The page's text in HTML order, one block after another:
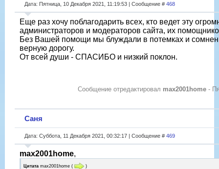
Дата: Пятница, 10 Декабря 2021, 11:19:53 | Сообщение # 468
Еще раз хочу поблагодарить всех, кто ведет эту
администраторов и модераторов сайта, их
Без Вашей помощи мы блуждали в потемках и
верную дорогу.
От всей души - СПАСИБО и низкий поклон.
Сообщение отредактировал max2001home -
Саня
Дата: Суббота, 11 Декабря 2021, 00:32:17 | Сообщение # 469
max2001home,
Цитата max2001home ( )